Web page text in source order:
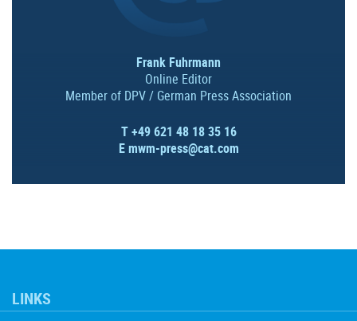
Frank Fuhrmann
Online Editor
Member of DPV / German Press Association
T +49 621 48 18 35 16
Emwm-press@cat.com
LINKS